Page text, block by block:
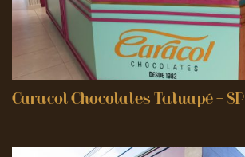
Caracol Chocolates Tatuapé – SP